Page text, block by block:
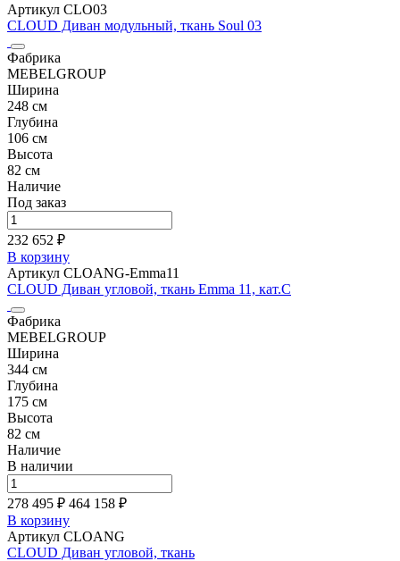
Артикул CLO03
CLOUD Диван модульный, ткань Soul 03
Фабрика
MEBELGROUP
Ширина
248 см
Глубина
106 см
Высота
82 см
Наличие
Под заказ
232 652 ₽
В корзину
Артикул CLOANG-Emma11
CLOUD Диван угловой, ткань Emma 11, кат.C
Фабрика
MEBELGROUP
Ширина
344 см
Глубина
175 см
Высота
82 см
Наличие
В наличии
278 495 ₽ 464 158 ₽
В корзину
Артикул CLOANG
CLOUD Диван угловой, ткань